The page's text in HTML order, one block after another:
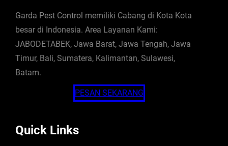
Garda Pest Control memiliki Cabang di Kota Kota
besar di Indonesia. Area Layanan Kami:
JABODETABEK, Jawa Barat, Jawa Tengah, Jawa
Timur, Bali, Sumatera, Kalimantan, Sulawesi,
Batam.
PESAN SEKARANG
Quick Links